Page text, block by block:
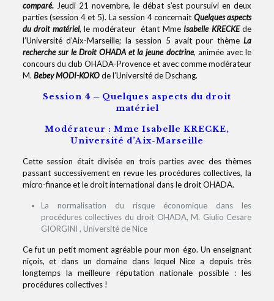
comparé. Jeudi 21 novembre, le débat s’est poursuivi en deux
parties (session 4 et 5). La session 4 concernait Quelques aspects
du droit matériel, le modérateur étant Mme Isabelle KRECKEde
l’Université d’Aix-Marseille; la session 5 avait pour thèmeLa
recherche sur le Droit OHADA et la jeune doctrine, animée avec le
concours du club OHADA-Provence et avec comme modérateur
M. Bebey MODI-KOKOde l’Université de Dschang.
Session 4 ─ Quelques aspects du droit
matériel
Modérateur : Mme Isabelle KRECKE,
Université d’Aix-Marseille
Cette session était divisée en trois parties avec des thèmes
passant successivement en revue les procédures collectives, la
micro-finance et le droit international dans le droit OHADA.
La normalisation du risque économique dans les
procédures collectives du droit OHADA, M. Giulio Cesare
GIORGINI , Université de Nice
Ce fut un petit moment agréable pour mon égo. Un enseignant
niçois, et dans un domaine dans lequel Nice a depuis très
longtemps la meilleure réputation nationale possible : les
procédures collectives !